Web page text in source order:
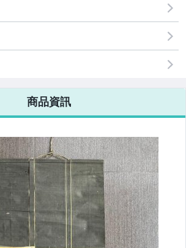
商品資訊